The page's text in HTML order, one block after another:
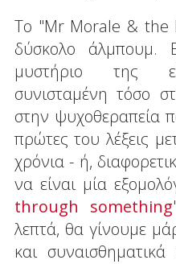
To "Mr Morale & the
δύσκολο άλμπουμ.
μυστήριο της
συνισταμένη τόσο
στην ψυχοθεραπεία
πρώτες του λέξεις
χρόνια - ή,
να είναι μία
through something
λεπτά, θα γίνουμε
και συναισθηματικά